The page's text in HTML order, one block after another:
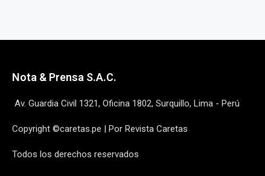
Nota & Prensa S.A.C.
Av. Guardia Civil 1321, Oficina 1802, Surquillo, Lima - Perú
Copyright ©caretas.pe | Por Revista Caretas
Todos los derechos reservados